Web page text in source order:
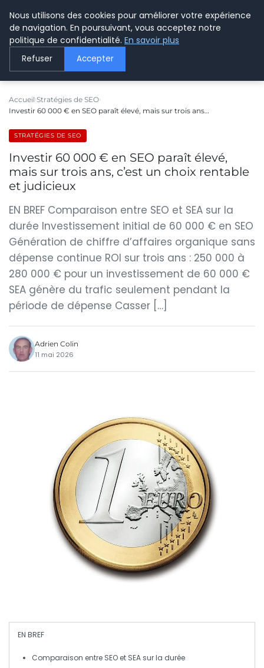
LE WEBMARKETING
Accueil Stratégies de SEO
Investir 60 000 € en SEO paraît élevé, mais sur trois ans…
STRATÉGIES DE SEO
Investir 60 000 € en SEO paraît élevé,
mais sur trois ans, c’est un choix rentable
et judicieux
EN BREF Comparaison entre SEO et SEA sur la
durée Investissement initial de 60 000 € en SEO
Génération de chiffre d’affaires organique sans
dépense continue ROI sur trois ans : 250 000 à
280 000 € pour un investissement de 60 000 €
SEA génère du trafic seulement pendant la
période de dépense Casser […]
Adrien Colin
11 mai 2026
EN BREF
Comparaison entre SEO et SEA sur la durée
Nous utilisons des cookies pour améliorer votre expérience
de navigation. En poursuivant, vous acceptez notre
politique de confidentialité. En savoir plus
Refuser Accepter